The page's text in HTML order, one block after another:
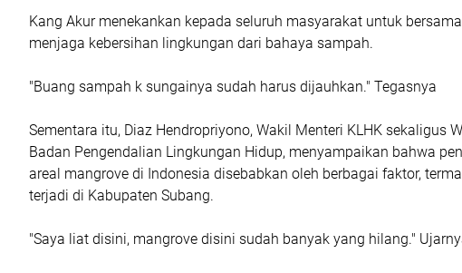
Kang Akur menekankan kepada seluruh masyarakat untuk
menjaga kebersihan lingkungan dari bahaya sampah.
"Buang sampah k sungainya sudah harus dijauhkan." Tegasnya
Sementara itu, Diaz Hendropriyono, Wakil Menteri KLHK sekaligus
Badan Pengendalian Lingkungan Hidup, menyampaikan bahwa
areal mangrove di Indonesia disebabkan oleh berbagai faktor,
terjadi di Kabupaten Subang.
"Saya liat disini, mangrove disini sudah banyak yang hilang."